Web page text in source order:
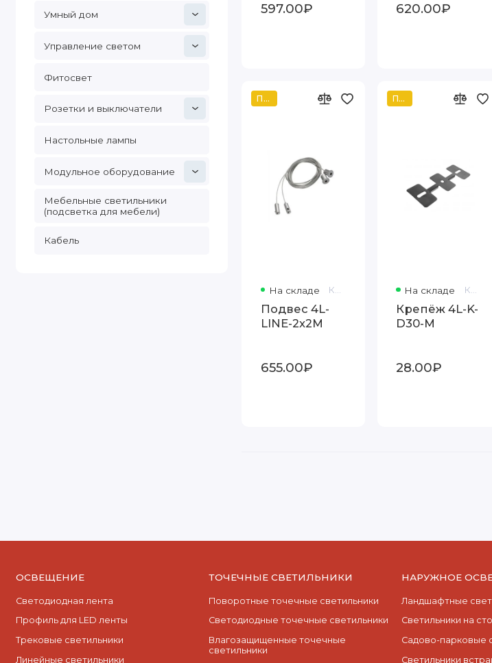
Умный дом
Управление светом
Фитосвет
Розетки и выключатели
Настольные лампы
Модульное оборудование
Мебельные светильники
(подсветка для мебели)
Кабель
597.00₽ 620.00₽
Популярный
На складе Код товара: 162130
Подвес 4L-
LINE-2x2M
655.00₽
Популярный
На складе Код товара: 535871
Крепёж 4L-K-
D30-M
28.00₽
ОСВЕЩЕНИЕ
Светодиодная лента
Профиль для LED ленты
Трековые светильники
Линейные светильники
ТОЧЕЧНЫЕ СВЕТИЛЬНИКИ
Поворотные точечные светильники
Cветодиодные точечные светильники
Влагозащищенные точечные
светильники
НАРУЖНОЕ
Ландшафтные
Светильники на
Садово-парковые
Светильники